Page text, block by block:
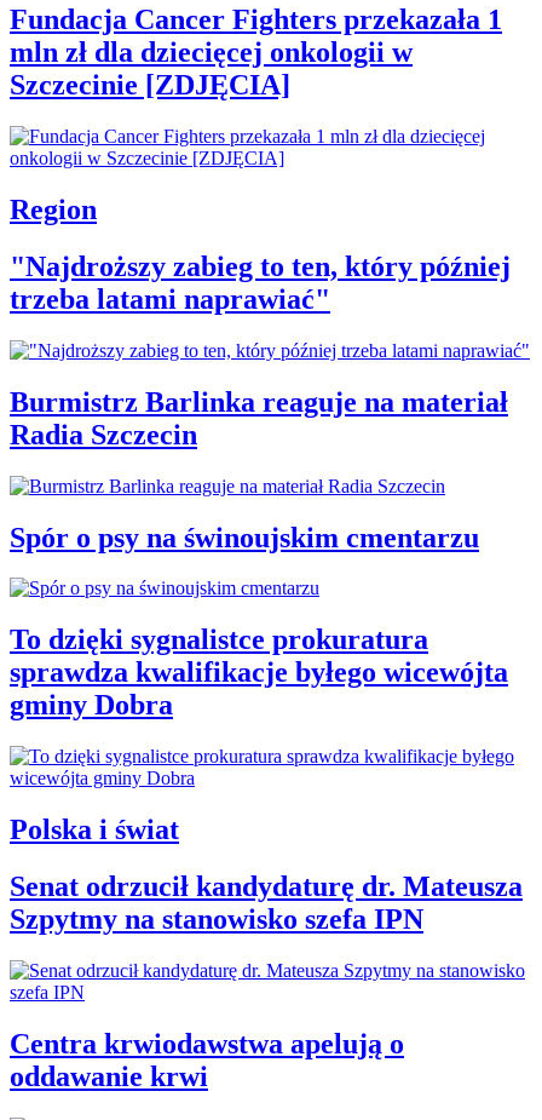
Fundacja Cancer Fighters przekazała 1
mln zł dla dziecięcej onkologii w
Szczecinie [ZDJĘCIA]
Region
"Najdroższy zabieg to ten, który później
trzeba latami naprawiać"
Burmistrz Barlinka reaguje na materiał
Radia Szczecin
Spór o psy na świnoujskim cmentarzu
To dzięki sygnalistce prokuratura
sprawdza kwalifikacje byłego wicewójta
gminy Dobra
Polska i świat
Senat odrzucił kandydaturę dr. Mateusza
Szpytmy na stanowisko szefa IPN
Centra krwiodawstwa apelują o
oddawanie krwi